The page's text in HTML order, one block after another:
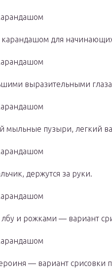
карандашом для
выразительными
мыльные пузыри, легкий
держутся за руки.
лбу и рожками — вариант
— вариант срисовки